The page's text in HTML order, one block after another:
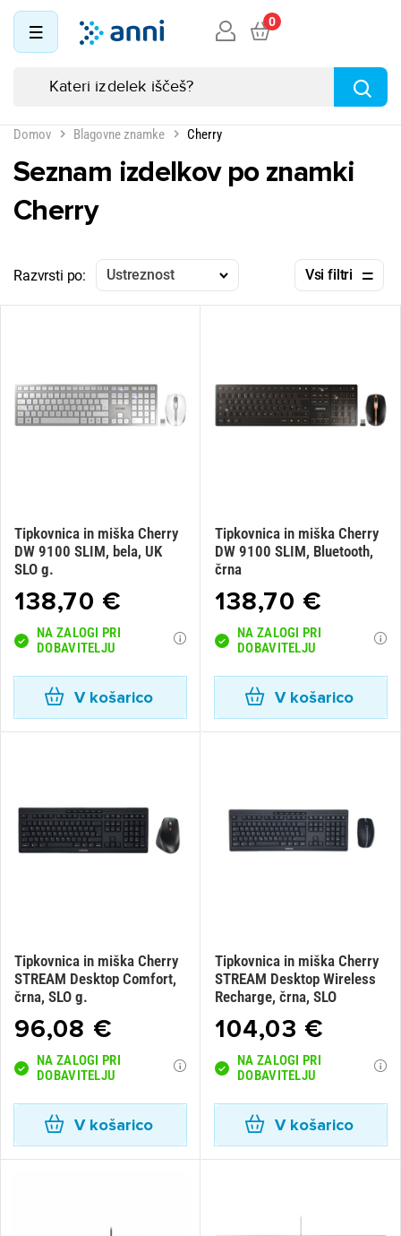
0
Domov Blagovne znamke Cherry
Seznam izdelkov po znamki
Cherry
Razvrsti po: Ustreznost Vsi filtri
Tipkovnica in miška Cherry
DW 9100 SLIM, bela, UK
SLO g.
138,70 €
NA ZALOGI PRI
DOBAVITELJU
V košarico
Tipkovnica in miška Cherry
DW 9100 SLIM, Bluetooth,
črna
138,70 €
NA ZALOGI PRI
DOBAVITELJU
V košarico
Tipkovnica in miška Cherry
STREAM Desktop Comfort,
črna, SLO g.
96,08 €
NA ZALOGI PRI
DOBAVITELJU
V košarico
Tipkovnica in miška Cherry
STREAM Desktop Wireless
Recharge, črna, SLO
104,03 €
NA ZALOGI PRI
DOBAVITELJU
V košarico